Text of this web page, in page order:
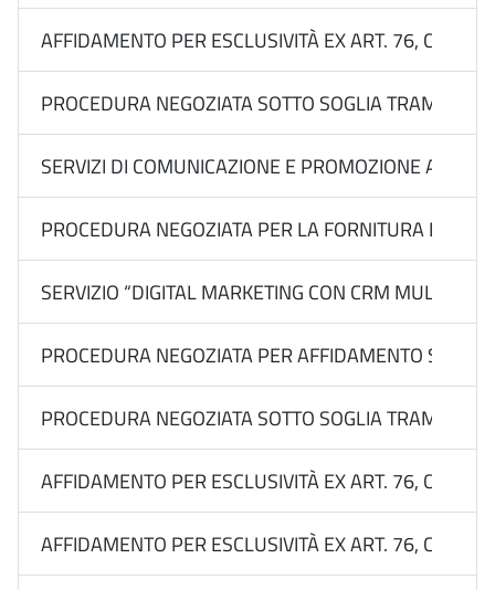
AFFIDAMENTO PER ESCLUSIVITÀ EX ART. 76,
PROCEDURA NEGOZIATA SOTTO SOGLIA TRAMITE
SERVIZI DI COMUNICAZIONE E PROMOZIONE
PROCEDURA NEGOZIATA PER LA FORNITURA DI
SERVIZIO “DIGITAL MARKETING CON CRM
PROCEDURA NEGOZIATA PER AFFIDAMENTO
PROCEDURA NEGOZIATA SOTTO SOGLIA TRAMITE
AFFIDAMENTO PER ESCLUSIVITÀ EX ART. 76,
AFFIDAMENTO PER ESCLUSIVITÀ EX ART. 76,